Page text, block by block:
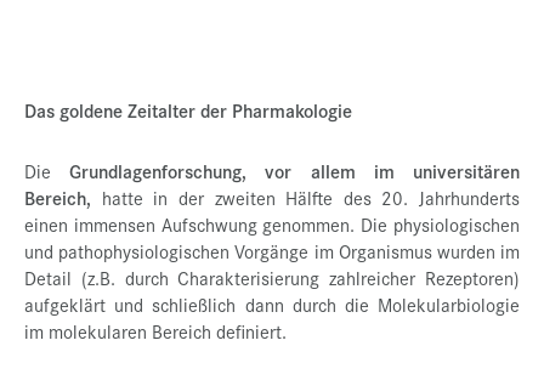
Das goldene Zeitalter der Pharmakologie
DieGrundlagenforschung, vor allem im universitären
Bereich, hatte in der zweiten Hälfte des 20. Jahrhunderts
einen immensen Aufschwung genommen. Die physiologischen
und pathophysiologischen Vorgänge im Organismus wurden im
Detail (z.B. durch Charakterisierung zahlreicher Rezeptoren)
aufgeklärt und schließlich dann durch die Molekularbiologie
im molekularen Bereich definiert.